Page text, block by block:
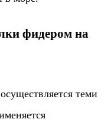
фидером на
теми